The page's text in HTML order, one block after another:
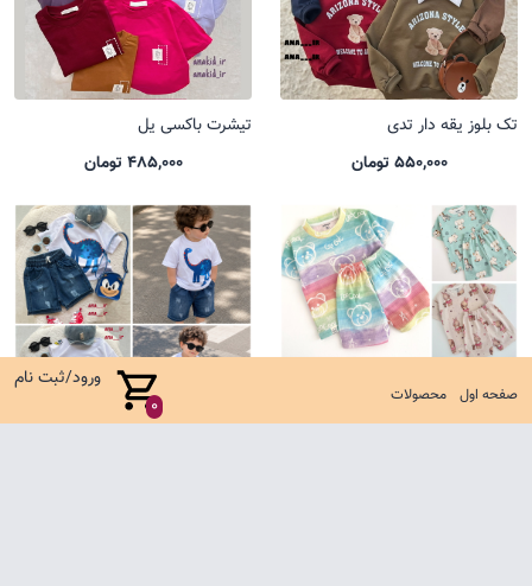
صفحه اول محصولات 0
ورود/ثبت نام
تک بلوز یقه دار تدی
550,000 تومان
تیشرت باکسی یل
485,000 تومان